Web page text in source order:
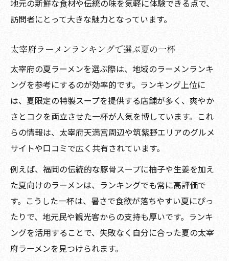
び方
法
太宰府天満宮周辺ラーメン選択のポイント
解説
夏限定の太宰府ラーメンを満喫する秘訣
太宰府夏ラーメンの限定メニュー徹底紹介
夏ならではの太宰府ラーメン食べ方の工夫
太宰府夏ラーメン人気の理由と選び方のヒ
ント
太宰府でしか味わえない夏の特製スープ体
験
太宰府ラーメン夏限定サービスの活用術
太宰府で楽しむ個性派ラーメンの魅力解説
太宰府ラーメン個性派メニューの夏の魅力
地元の新鮮な食材や伝統の味を気軽に体験できる点で、
訪問者にとって大きな魅力となっています。
太宰府ラーメンランキングで選ぶ夏の一杯
太宰府の夏ラーメンを選ぶ際は、地域のラーメンランキ
ングを参考にするのが効率的です。ランキング上位に
は、夏限定の特製スープを提供する店舗が多く、爽やか
さとコクを両立させた一杯が人気を博しています。これ
らの情報は、太宰府天満宮周辺や筑紫野エリアのグルメ
サイトや口コミで広く共有されています。
例えば、福岡の伝統的な豚骨スープに柚子や生姜を加え
た夏向けのラーメンは、ランキングでも常に高評価で
す。こうした一杯は、暑さで食欲が落ちやすい夏にぴっ
たりで、地元民や観光客からの支持も厚いです。ランキ
ングを活用することで、失敗なく自分に合った夏の太宰
府ラーメンを見つけられます。